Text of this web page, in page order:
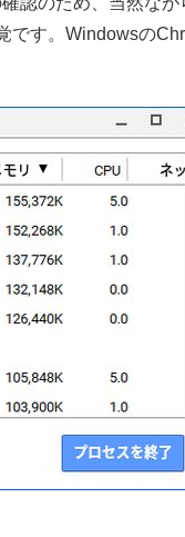
です。Windowsの